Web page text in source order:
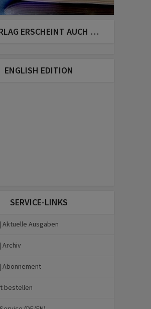
ERSCHEINT AUCH …
ENGLISH EDITION
SERVICE-LINKS
Aktuelle Ausgaben
Archiv
Abonnement
bestellen